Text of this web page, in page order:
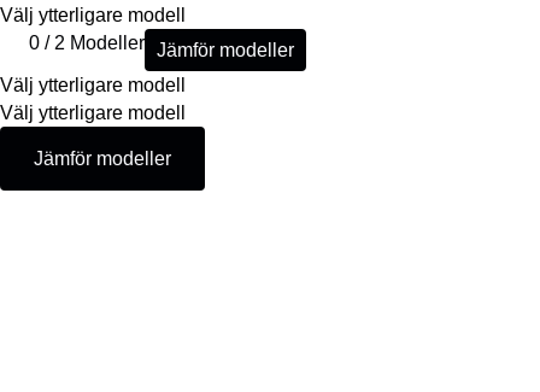
Välj ytterligare modell
0 / 2 Modeller Jämför modeller
Välj ytterligare modell
Välj ytterligare modell
Jämför modeller